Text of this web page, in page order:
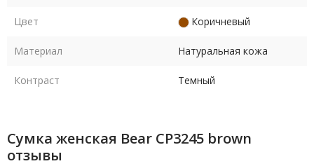
Цвет Коричневый
Материал Натуральная кожа
Контраст Темный
Сумка женская Bear CP3245 brown
отзывы